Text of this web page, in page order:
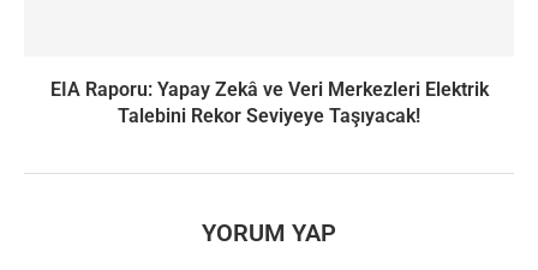
EIA Raporu: Yapay Zekâ ve Veri Merkezleri Elektrik
Talebini Rekor Seviyeye Taşıyacak!
YORUM YAP